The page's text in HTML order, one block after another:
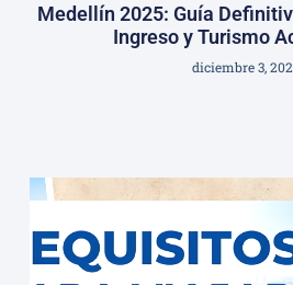
Medellín 2025: Guía
Ingreso y Turismo
diciembre 3,